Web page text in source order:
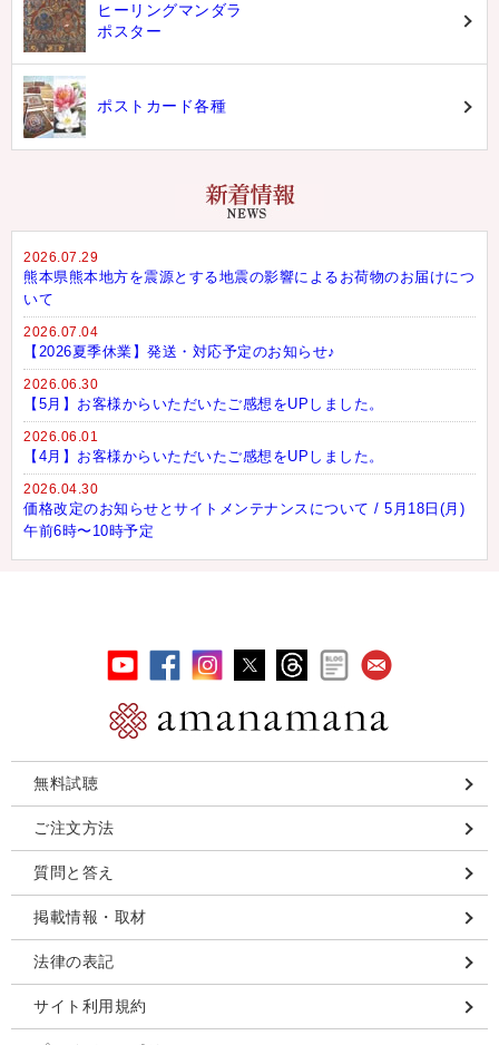
ヒーリングマンダラ
ポスター
ポストカード各種
2026.07.29
熊本県熊本地方を震源とする地震の影響によるお荷物のお届けにつ
いて
2026.07.04
【2026夏季休業】発送・対応予定のお知らせ♪
2026.06.30
【5月】お客様からいただいたご感想をUPしました。
2026.06.01
【4月】お客様からいただいたご感想をUPしました。
2026.04.30
価格改定のお知らせとサイトメンテナンスについて / 5月18日(月)
午前6時〜10時予定
無料試聴
ご注文方法
質問と答え
掲載情報・取材
法律の表記
サイト利用規約